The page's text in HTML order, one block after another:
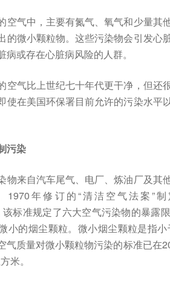
空气中，主要有氮气、氧气和少量其
的微小颗粒物。这些污染物会引发心
病或存在心脏病风险的人群。
空气比上世纪七十年代更干净，但还
使在美国环保署目前允许的污染水平
污染
物来自汽车尾气、电厂、炼油厂及其
1970年修订的“清洁空气法案”
该标准规定了六大空气污染物的暴露
小的烟尘颗粒。微小烟尘颗粒是指小
气质量对微小颗粒物污染的标准已在
米。